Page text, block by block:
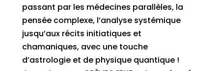
passant par les médecines parallèles, la
pensée complexe, l’analyse systémique
jusqu’aux récits initiatiques et
chamaniques, avec une touche
d’astrologie et de physique quantique !